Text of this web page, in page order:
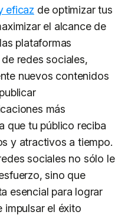
eficaz de optimizar tus
el alcance de
plataformas
redes sociales,
nuevos contenidos
más
que tu público reciba
y atractivos a tiempo.
sociales no sólo le
sino que
esencial para lograr
impulsar el éxito